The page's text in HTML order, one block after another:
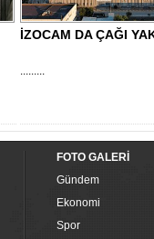
İZOCAM DA ÇAĞI
.........
FOTO GALERİ
Gündem
Ekonomi
Spor